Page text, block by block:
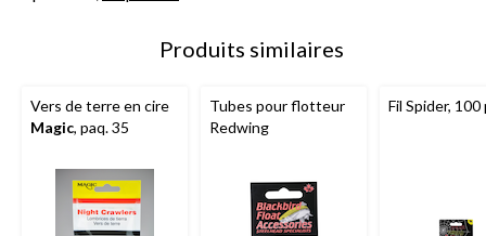
Produits similaires
Vers de terre en cire
Magic, paq. 35
Tubes pour flotteur
Redwing
Fil Spider, 100